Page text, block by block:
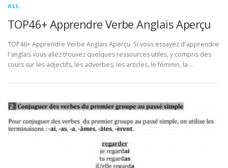
ALL
TOP46+ Apprendre Verbe Anglais Aperçu
TOP46+ Apprendre Verbe Anglais Aperçu. Si vous essayez d'apprendre
l'anglais vous allez trouvez quelques ressources utiles, y compris des
cours sur les adjectifs, les adverbes, les articles, le féminin, la …